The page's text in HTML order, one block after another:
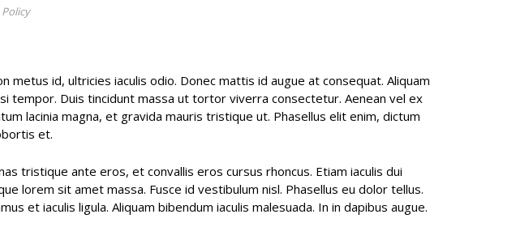
id, ultricies iaculis odio. Donec mattis id augue at consequat. Aliquam
tempor. Duis tincidunt massa ut tortor viverra consectetur. Aenean vel ex
lacinia magna, et gravida mauris tristique ut. Phasellus elit enim, dictum
et.
tristique ante eros, et convallis eros cursus rhoncus. Etiam iaculis dui
lorem sit amet massa. Fusce id vestibulum nisl. Phasellus eu dolor tellus.
et iaculis ligula. Aliquam bibendum iaculis malesuada. In in dapibus augue.